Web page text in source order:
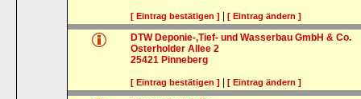
[ Eintrag bestätigen ] |[ Eintrag ändern ]
DTW Deponie-,Tief- und Wasserbau GmbH & Co.
Osterholder Allee 2
25421 Pinneberg
[ Eintrag bestätigen ] |[ Eintrag ändern ]